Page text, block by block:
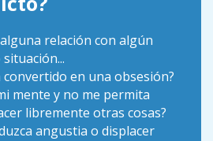
relación con algún
convertido en una obsesión?
mente y no me permita
libremente otras cosas?
angustia o displacer